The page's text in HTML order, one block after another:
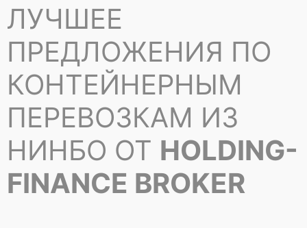
ЛУЧШЕЕ
ПРЕДЛОЖЕНИЯ ПО
КОНТЕЙНЕРНЫМ
ПЕРЕВОЗКАМ ИЗ
НИНБО ОТ HOLDING-
FINANCE BROKER